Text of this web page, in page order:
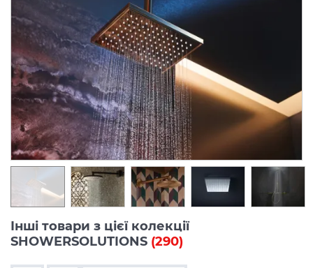
Інші товари з цієї колекції
SHOWERSOLUTIONS (290)